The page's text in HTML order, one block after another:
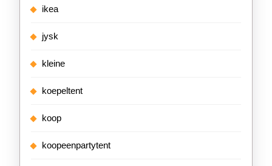
ikea
jysk
kleine
koepeltent
koop
koopeenpartytent